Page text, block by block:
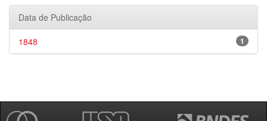
Data de Publicação
1
1848